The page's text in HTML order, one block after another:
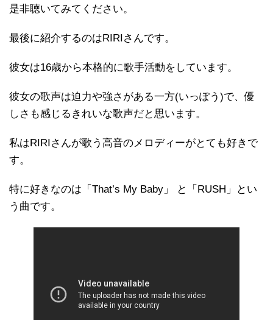
是非聴いてみてください。
最後に紹介するのはRIRIさんです。
彼女は16歳から本格的に歌手活動をしています。
彼女の歌声は迫力や強さがある一方(いっぽう)で、優
しさも感じるきれいな歌声だと思います。
私はRIRIさんが歌う高音のメロディーがとても好きで
す。
特に好きなのは「That’s My Baby」 と「RUSH」とい
う曲です。